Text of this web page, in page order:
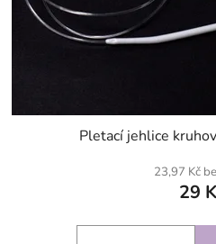
Pletací jehlice
23,97 Kč
29